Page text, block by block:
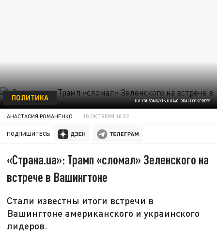
HU YOUSONG/XINHUA/GLOBALLOOKPRESS
ПОЛИТИКА
АНАСТАСИЯ РОМАНЕНКО 18 ОКТЯБРЯ 10:52
ПОДПИШИТЕСЬ:
«Страна.ua»: Трамп «сломал» Зеленского на
встрече в Вашингтоне
Стали известны итоги встречи в
Вашингтоне американского и украинского
лидеров.